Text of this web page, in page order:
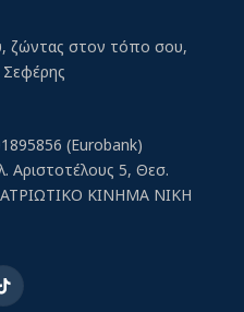
ζώντας στον τόπο σου,
Σεφέρης
(Eurobank)
Αριστοτέλους 5, Θεσ.
ΚΙΝΗΜΑ ΝΙΚΗ
TikTok